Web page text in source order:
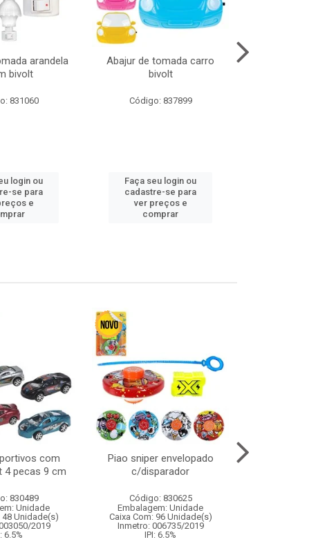
arandela
bivolt
831060
login ou
se para
e
Abajur de tomada carro
bivolt
Código: 837899
Faça seu login ou
cadastre-se para
ver preços e
comprar
com
4 pecas 9 cm
830489
Unidade
48 Unidade(s)
2019
6.5%
Piao sniper envelopado
c/disparador
Código: 830625
Embalagem: Unidade
Caixa Com: 96 Unidade(s)
Inmetro: 006735/2019
IPI: 6.5%